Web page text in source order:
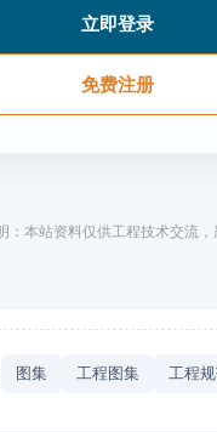
立即登录
免费注册
：本站资料仅供工程技术交流，
图集 工程图集 工程